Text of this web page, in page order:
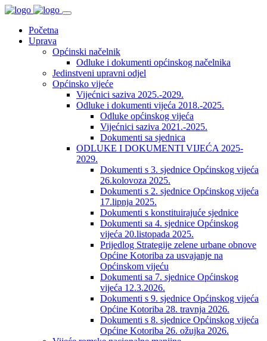
Početna
Uprava
Općinski načelnik
Odluke i dokumenti općinskog načelnika
Jedinstveni upravni odjel
Općinsko vijeće
Vijećnici saziva 2025.-2029.
Odluke i dokumenti vijeća 2018.-2025.
Odluke općinskog vijeća
Vijećnici saziva 2021.-2025.
Dokumenti sa sjednica
ODLUKE I DOKUMENTI VIJEĆA 2025-
2029.
Dokumenti s 3. sjednice Općinskog vijeća
26.kolovoza 2025.
Dokumenti s 2. sjednice Općinskog vijeća
17.lipnja 2025.
Dokumenti s konstituirajuće sjednice
Dokumenti sa 4. sjednice Općinskog
vijeća 20.listopada 2025.
Prijedlog Strategije zelene urbane obnove
Općine Kotoriba za usvajanje na
Općinskom vijeću
Dokumenti sa 7. sjednice Općinskog
vijeća 12.3.2026.
Dokumenti s 9. sjednice Općinskog vijeća
Općine Kotoriba 28. travnja 2026.
Dokumenti s 8. sjednice Općinskog vijeća
Općine Kotoriba 26. ožujka 2026.